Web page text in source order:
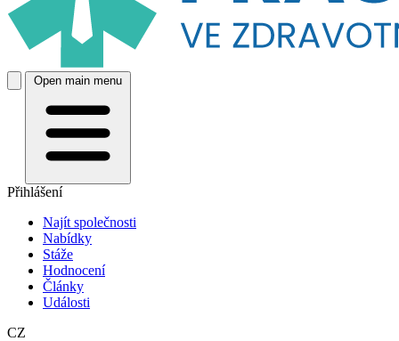
Open main menu
Přihlášení
Najít společnosti
Nabídky
Stáže
Hodnocení
Články
Události
CZ